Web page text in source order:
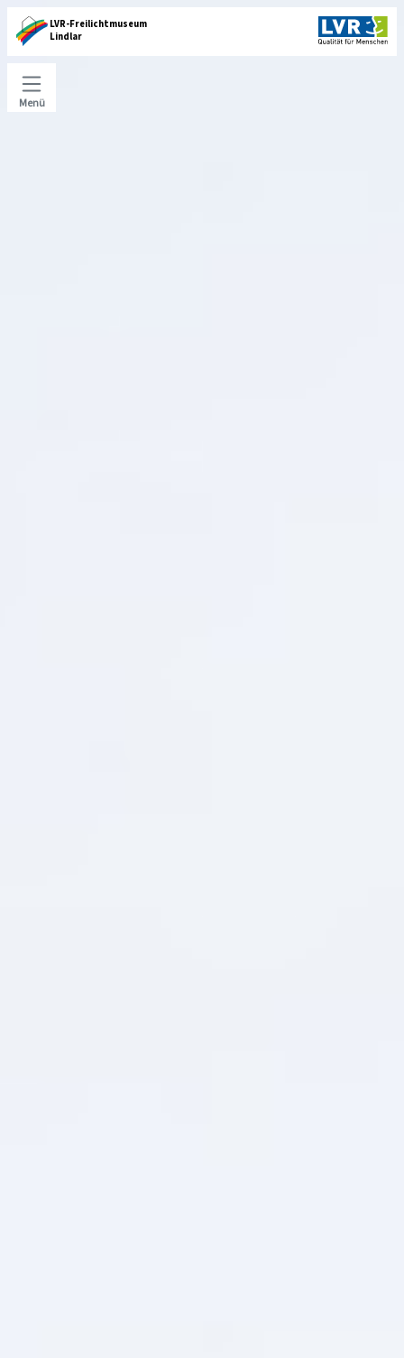
LVR-Freilichtmuseum
Lindlar
Menü